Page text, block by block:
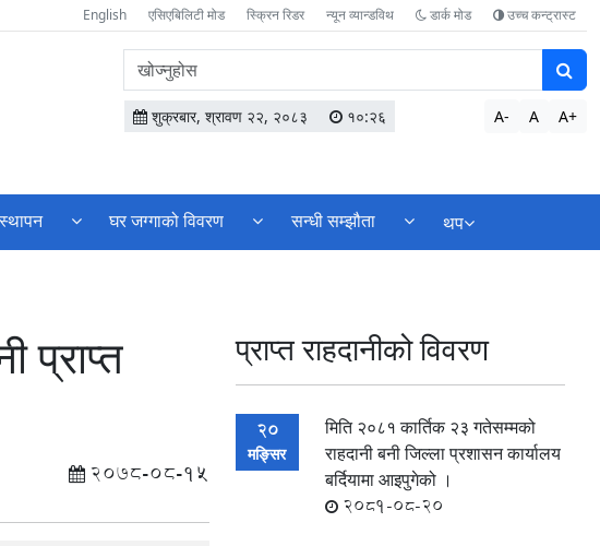
English एसिएबिलिटी मोड स्क्रिन रिडर न्यून व्यान्डविथ डार्क मोड उच्च कन्ट्रास्ट
वेबसाइटमा
सामग्री
खोज्नुहोस
शुक्रबार, श्रावण २२, २०८३ १०:२६ A- A A+
घर जग्गाको विवरण सन्धी सम्झौता थप
प्राप्त
2078-08-15
प्राप्त राहदानीको विवरण
20
मङ्सिर
मिति २०८१ कार्तिक २३ गतेसम्मको
राहदानी बनी जिल्ला प्रशासन कार्यालय
बर्दियामा आइपुगेको ।
2081-08-20